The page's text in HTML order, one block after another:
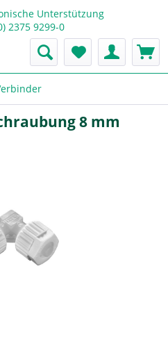
Unterstützung
2375 9299-0
8 mm